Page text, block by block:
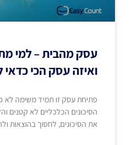
עסק מהבית – למי
ואיזה עסק הכי כדאי
פתיחת עסק זו תמיד משימה לא
הסיכונים הכלכליים לא קטנים
את הסיכונים, לחסוך בהוצאות